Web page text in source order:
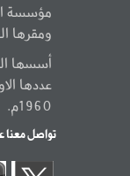
مؤسسة
ومقرها
أسسها
عددها
1960م.
تواصل معنا